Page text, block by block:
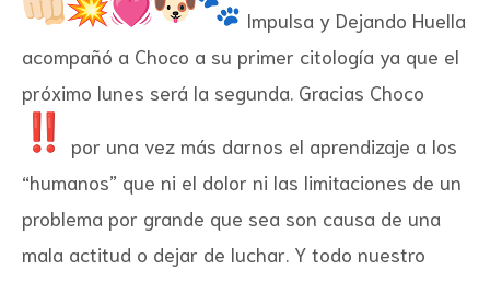
Impulsa y Dejando Huella
acompañó a Choco a su primer citología ya que el
próximo lunes será la segunda. Gracias Choco
por una vez más darnos el aprendizaje a los
“humanos” que ni el dolor ni las limitaciones de un
problema por grande que sea son causa de una
mala actitud o dejar de luchar. Y todo nuestro